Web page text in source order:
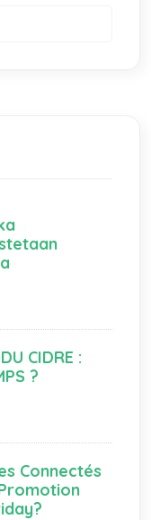
CIDRE :
?
Connectés